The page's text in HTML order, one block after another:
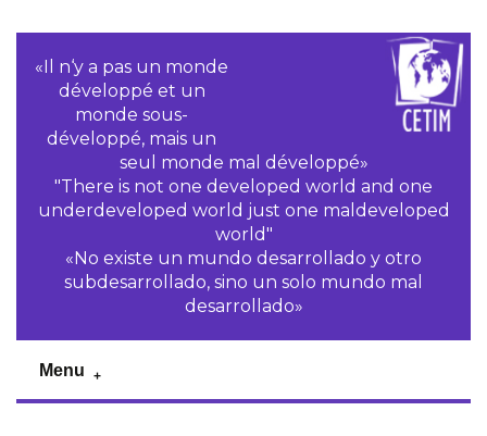
«Il n‘y a pas un monde
développé et un
monde sous-
développé, mais un
seul monde mal développé»
"There is not one developed world and one
underdeveloped world just one maldeveloped
world"
«No existe un mundo desarrollado y otro
subdesarrollado, sino un solo mundo mal
desarrollado»
Menu